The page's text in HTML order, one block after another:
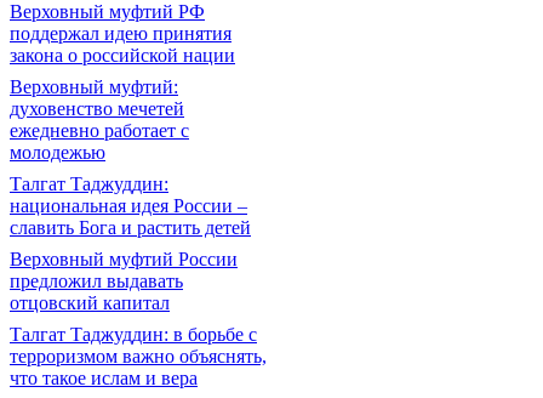
Верховный муфтий РФ
поддержал идею принятия
закона о российской нации
Верховный муфтий:
духовенство мечетей
ежедневно работает с
молодежью
Талгат Таджуддин:
национальная идея России –
славить Бога и растить детей
Верховный муфтий России
предложил выдавать
отцовский капитал
Талгат Таджуддин: в борьбе с
терроризмом важно объяснять,
что такое ислам и вера